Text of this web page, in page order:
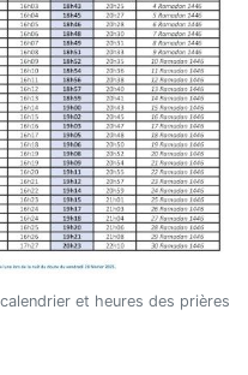
et heures des prières